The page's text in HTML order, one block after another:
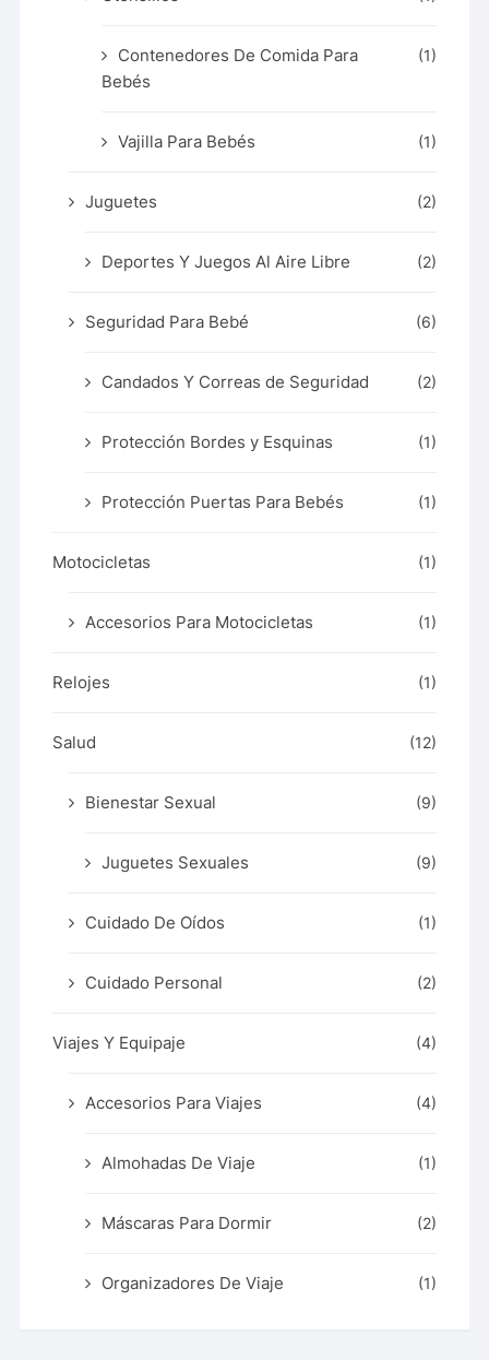
Contenedores De Comida Para
Bebés
(1)
Vajilla Para Bebés (1)
Juguetes (2)
Deportes Y Juegos Al Aire Libre (2)
Seguridad Para Bebé (6)
Candados Y Correas de Seguridad (2)
Protección Bordes y Esquinas (1)
Protección Puertas Para Bebés (1)
Motocicletas (1)
Accesorios Para Motocicletas (1)
Relojes (1)
Salud (12)
Bienestar Sexual (9)
Juguetes Sexuales (9)
Cuidado De Oídos (1)
Cuidado Personal (2)
Viajes Y Equipaje (4)
Accesorios Para Viajes (4)
Almohadas De Viaje (1)
Máscaras Para Dormir (2)
Organizadores De Viaje (1)